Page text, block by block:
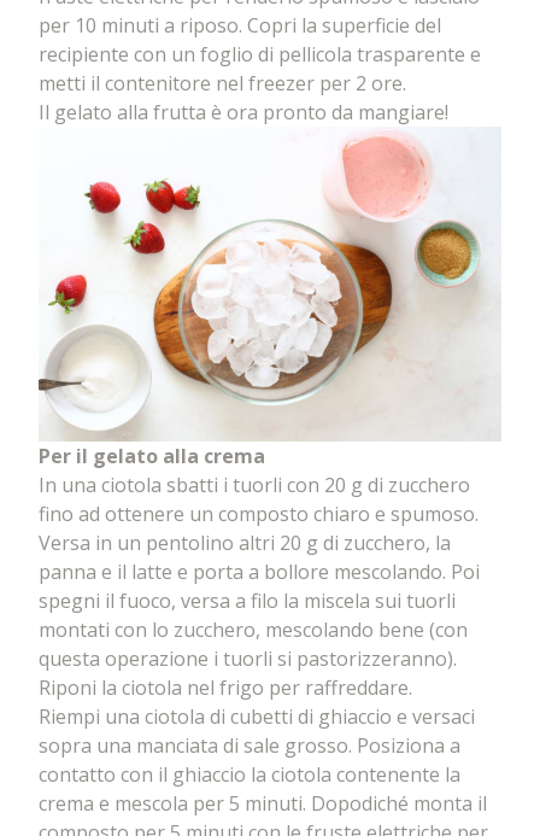
per 10 minuti a riposo. Copri la superficie del
recipiente con un foglio di pellicola trasparente e
metti il contenitore nel freezer per 2 ore.
Il gelato alla frutta è ora pronto da mangiare!
Per il gelato alla crema
In una ciotola sbatti i tuorli con 20 g di zucchero
fino ad ottenere un composto chiaro e spumoso.
Versa in un pentolino altri 20 g di zucchero, la
panna e il latte e porta a bollore mescolando. Poi
spegni il fuoco, versa a filo la miscela sui tuorli
montati con lo zucchero, mescolando bene (con
questa operazione i tuorli si pastorizzeranno).
Riponi la ciotola nel frigo per raffreddare.
Riempi una ciotola di cubetti di ghiaccio e versaci
sopra una manciata di sale grosso. Posiziona a
contatto con il ghiaccio la ciotola contenente la
crema e mescola per 5 minuti. Dopodiché monta il